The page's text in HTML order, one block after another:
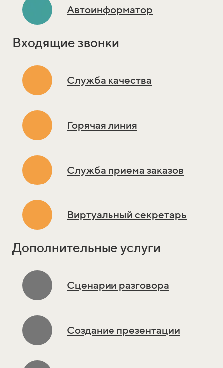
Автоинформатор
Входящие звонки
Служба качества
Горячая линия
Служба приема заказов
Виртуальный секретарь
Дополнительные услуги
Сценарии разговора
Создание презентации